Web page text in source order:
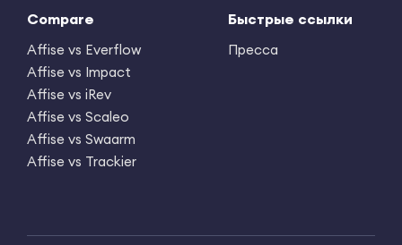
Compare
Affise vs Everflow
Affise vs Impact
Affise vs iRev
Affise vs Scaleo
Affise vs Swaarm
Affise vs Trackier
Быстрые ссылки
Пресса